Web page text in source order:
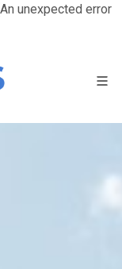
unexpected error